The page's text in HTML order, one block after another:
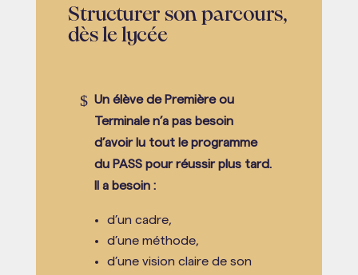
Structurer son parcours,
dès le lycée
$ Un élève de Première ou
Terminale n’a pas besoin
d’avoir lu tout le programme
du PASS pour réussir plus tard.
Il a besoin :
d’un cadre,
d’une méthode,
d’une vision claire de son